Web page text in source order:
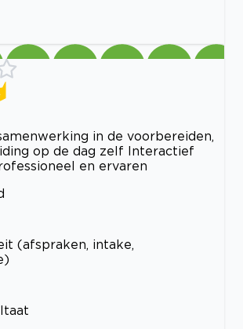
in de voorbereiden,
op de dag zelf Interactief
en ervaren
(afspraken, intake,